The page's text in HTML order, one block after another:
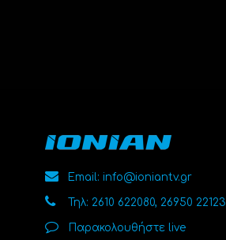
Email: info@ioniantv.gr
Τηλ: 2610 622080, 26950 22123
Παρακολουθήστε live